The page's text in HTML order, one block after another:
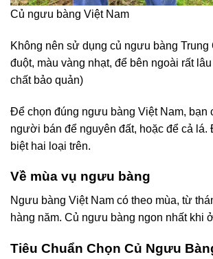
Củ ngưu bàng Việt Nam
Không nên sử dụng củ ngưu bàng Trung
đuột, màu vàng nhạt, để bên ngoài rất
chất bảo quản)
Để chọn đúng ngưu bàng Việt Nam, bạn
người bán để nguyên đất, hoặc để cả lá.
biệt hai loại trên.
Về mùa vụ ngưu bàng
Ngưu bàng Việt Nam có theo mùa, từ
hàng năm. Củ ngưu bàng ngon nhất khi
Tiêu Chuẩn Chọn Củ Ngưu